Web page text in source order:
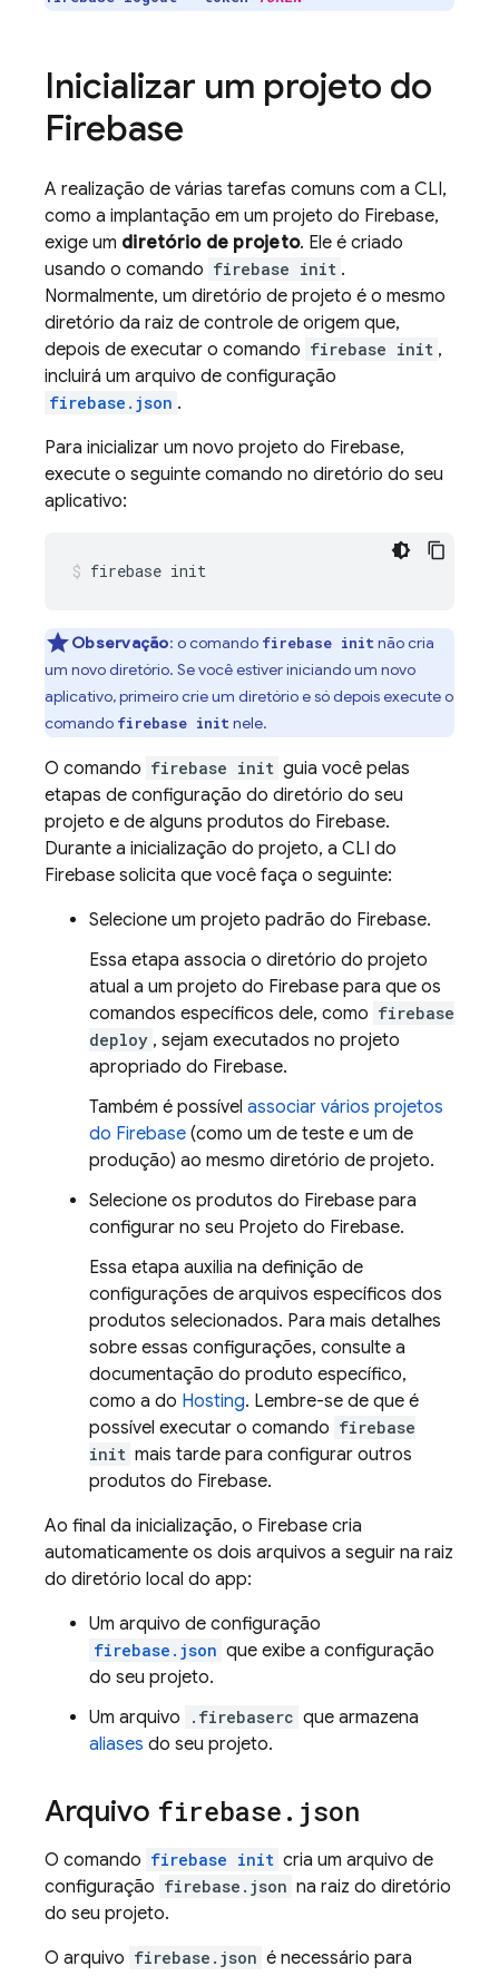
Inicializar um projeto do
Firebase
A realização de várias tarefas comuns com a CLI,
como a implantação em um projeto do Firebase,
exige um diretório de projeto. Ele é criado
usando o comando firebase init .
Normalmente, um diretório de projeto é o mesmo
diretório da raiz de controle de origem que,
depois de executar o comando firebase init ,
incluirá um arquivo de configuração
firebase.json .
Para inicializar um novo projeto do Firebase,
execute o seguinte comando no diretório do seu
aplicativo:
firebase init
Observação: o comando firebase initnão cria
um novo diretório. Se você estiver iniciando um novo
aplicativo, primeiro crie um diretório e só depois execute o
comando firebase init nele.
O comando firebase init guia você pelas
etapas de configuração do diretório do seu
projeto e de alguns produtos do Firebase.
Durante a inicialização do projeto, a CLI do
Firebase solicita que você faça o seguinte:
Selecione um projeto padrão do Firebase.
Essa etapa associa o diretório do projeto
atual a um projeto do Firebase para que os
comandos específicos dele, como firebase
deploy , sejam executados no projeto
apropriado do Firebase.
Também é possível associar vários projetos
do Firebase (como um de teste e um de
produção) ao mesmo diretório de projeto.
Selecione os produtos do Firebase para
configurar no seu Projeto do Firebase.
Essa etapa auxilia na definição de
configurações de arquivos específicos dos
produtos selecionados. Para mais detalhes
sobre essas configurações, consulte a
documentação do produto específico,
como a do Hosting. Lembre-se de que é
possível executar o comando firebase
init mais tarde para configurar outros
produtos do Firebase.
Ao final da inicialização, o Firebase cria
automaticamente os dois arquivos a seguir na raiz
do diretório local do app:
Um arquivo de configuração
firebase.json que exibe a configuração
do seu projeto.
Um arquivo
.firebaserc que armazena
aliases do seu projeto.
Arquivo firebase. json
O comando firebase init cria um arquivo de
configuração firebase.json na raiz do diretório
do seu projeto.
O arquivo firebase.json é necessário para